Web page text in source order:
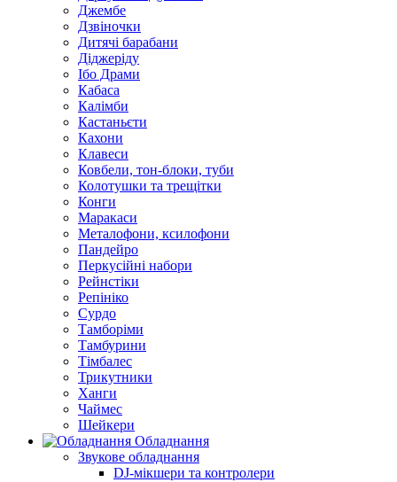
Джембе
Дзвіночки
Дитячі барабани
Діджеріду
Ібо Драми
Кабаса
Калімби
Кастаньєти
Кахони
Клавеси
Ковбели, тон-блоки, туби
Колотушки та трещітки
Конги
Маракаси
Металофони, ксилофони
Пандейро
Перкусійні набори
Рейнстіки
Репініко
Сурдо
Тамборіми
Тамбурини
Тімбалес
Трикутники
Ханги
Чаймес
Шейкери
Обладнання
Звукове обладнання
DJ-мікшери та контролери